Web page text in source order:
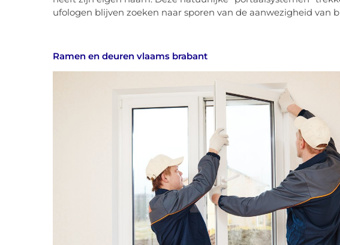
ufologen blijven zoeken naar sporen van de aanwezigheid van
Ramen en deuren vlaams brabant